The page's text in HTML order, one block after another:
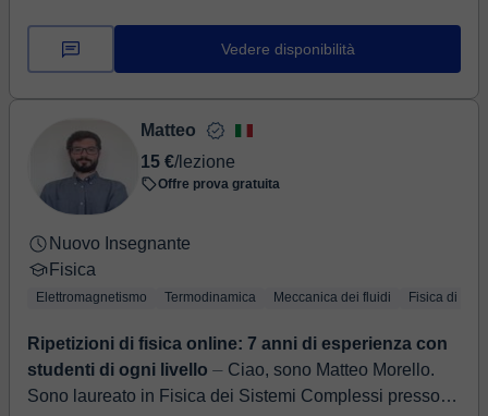
medie e superi...
Vedere disponibilità
Matteo
15 €/lezione
Offre prova gratuita
Nuovo Insegnante
Fisica
Elettromagnetismo Termodinamica Meccanica dei fluidi Fisica di
Ripetizioni di fisica online: 7 anni di esperienza con
studenti di ogni livello ⏤ Ciao, sono Matteo Morello.
Sono laureato in Fisica dei Sistemi Complessi presso